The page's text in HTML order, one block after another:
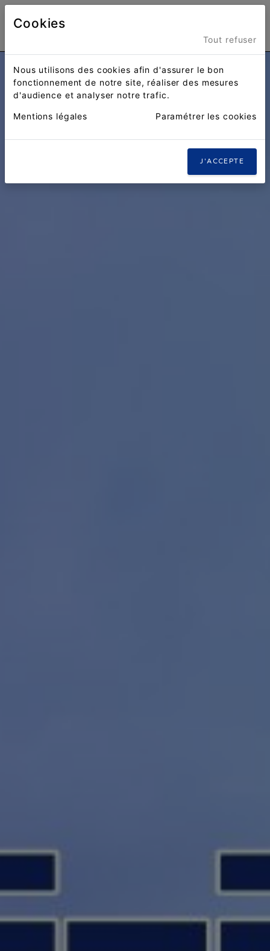
Cookies
Tout refuser
Nous utilisons des cookies afin d'assurer le bon
fonctionnement de notre site, réaliser des mesures
d'audience et analyser notre trafic.
Mentions légales Paramétrer les cookies
J'ACCEPTE